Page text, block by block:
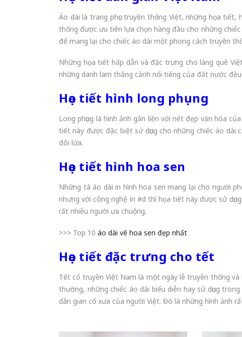
Áo dài là trang phục truyền thống Việt, những họa
thống được ưu tiên lựa chọn hàng đầu cho những
để mang lại cho chiếc áo dài một phong cách truyền
Những họa tiết hấp dẫn và đặc trưng cho làng quê
những danh lam thắng cảnh nổi tiếng của đất nước
Họa tiết hình long phụng
Long phụng là hình ảnh gắn liền với nét đẹp văn hóa
tiết này được đặc biệt sử dụng cho những chiếc áo
đôi lứa.
Họa tiết hình hoa sen
Những tà áo dài in hình hoa sen mang lại cho người
nhưng với công nghệ in #d thì họa tiết này được sử
rất nhiều người ưa chuộng.
>>> Top 10 áo dài vẽ hoa sen đẹp nhất
Họa tiết đặc trưng cho tết
Tết cổ truyền Việt Nam là một ngày lễ truyền thống
thường, những chiếc áo dài biểu diễn hay sử dụng
dân gian cổ xưa của người Việt. Đó là những hình ảnh